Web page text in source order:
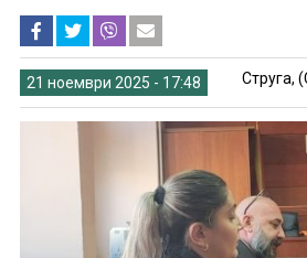
21 ноември 2025 - 17:48